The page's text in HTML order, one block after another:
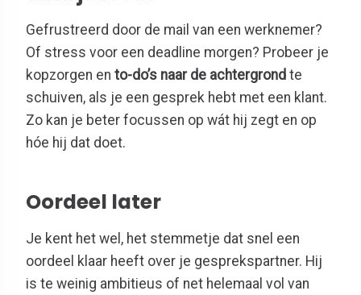
Gefrustreerd door de mail van een werknemer?
Of stress voor een deadline morgen? Probeer je
kopzorgen en to-do’s naar de achtergrond te
schuiven, als je een gesprek hebt met een klant.
Zo kan je beter focussen op wát hij zegt en op
hóe hij dat doet.
Oordeel later
Je kent het wel, het stemmetje dat snel een
oordeel klaar heeft over je gesprekspartner. Hij
is te weinig ambitieus of net helemaal vol van